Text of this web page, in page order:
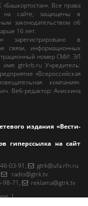
. Все права
на сайте, защищены в
законодательством об
16 лет.
зарегистрировано в
связи, информационных
номер СМИ: ЭЛ
имя:gtrkrb.ru Учредитель:
«Всероссийская
компания».
. Веб-редактор:Анискина
издания «Вести-
гиперссылка на сайт
03-91 ,
gtrk@ufa.rfn.ru
radio@gtrk.tv
98-71 ,
reklama@gtrk.tv
1